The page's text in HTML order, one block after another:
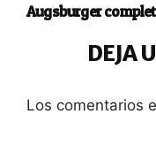
Augsburger
DEJA
Los comentarios